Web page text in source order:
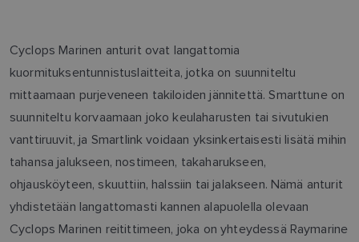
Cyclops Marinen anturit ovat langattomia
kuormituksentunnistuslaitteita, jotka on suunniteltu
mittaamaan purjeveneen takiloiden jännitettä. Smarttune on
suunniteltu korvaamaan joko keulaharusten tai sivutukien
vanttiruuvit, ja Smartlink voidaan yksinkertaisesti lisätä mihin
tahansa jalukseen, nostimeen, takaharukseen,
ohjausköyteen, skuuttiin, halssiin tai jalakseen. Nämä anturit
yhdistetään langattomasti kannen alapuolella olevaan
Cyclops Marinen reitittimeen, joka on yhteydessä Raymarine